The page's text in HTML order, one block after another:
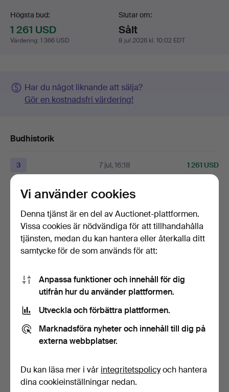
Budgivning
Högsta bud:
1 261 USD
Värdering: 1 366 USD
Slutar om:
Sålt
8 jul 2026 kl. 10:02 EDT
Har du något liknande att sälja?
Gör en kostnadsfri värdering!
Budhistorik
3 7 jul, 16:18 1 261 USD
Bevakningsprisetpå1 261 USD
7 jul, 15:06 473 USD
7 jul, 11:57 452 USD
7 skedar, ca 14 cm
12 skedar, ca 12 cm
tårtspade, ca 21 cm
såsslev, ca 18 cm.
Vi använder cookies
Denna tjänst är en del av Auctionet-plattformen.
Vissa cookies är nödvändiga för att tillhandahålla
tjänsten, medan du kan hantera eller återkalla ditt
samtycke för de som används för att:
Anpassa funktioner och innehåll för dig
utifrån hur du använder plattformen.
Utveckla och förbättra plattformen.
Marknadsföra nyheter och innehåll till dig på
externa webbplatser.
Du kan läsa mer i vår integritetspolicyoch hantera
dina cookieinställningar nedan.